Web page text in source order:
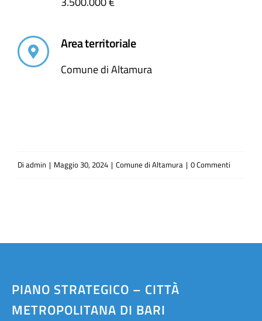
Area territoriale
Comune di Altamura
Di admin | Maggio 30, 2024 | Comune di Altamura | 0 Commenti
PIANO STRATEGICO – CITTÀ
METROPOLITANA DI BARI